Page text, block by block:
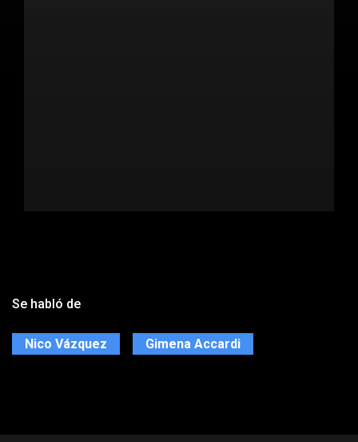
Se habló de
Nico Vázquez Gimena Accardi